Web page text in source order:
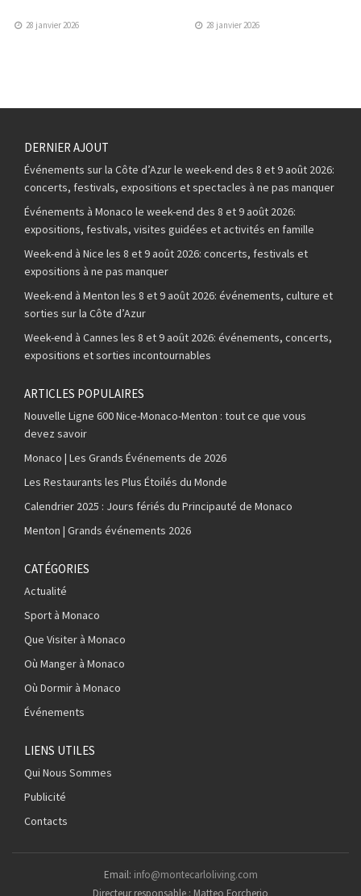
28 janvier 2026 28 janvier 2026
DERNIER AJOUT
Événements sur la Côte d’Azur le week-end des 8 et 9 août 2026:
concerts, festivals, expositions et spectacles à ne pas manquer
Événements à Monaco le week-end des 8 et 9 août 2026:
expositions, festivals, visites guidées et activités en famille
Week-end à Nice les 8 et 9 août 2026: concerts, festivals et
expositions à ne pas manquer
Week-end à Menton les 8 et 9 août 2026: événements, culture et
sorties sur la Côte d’Azur
Week-end à Cannes les 8 et 9 août 2026: événements, concerts,
expositions et sorties incontournables
ARTICLES POPULAIRES
Nouvelle Ligne 600 Nice-Monaco-Menton : tout ce que vous
devez savoir
Monaco | Les Grands Événements de 2026
Les Restaurants les Plus Étoilés du Monde
Calendrier 2025 : Jours fériés du Principauté de Monaco
Menton | Grands événements 2026
CATÉGORIES
Actualité
Sport à Monaco
Que Visiter à Monaco
Où Manger à Monaco
Où Dormir à Monaco
Événements
LIENS UTILES
Qui Nous Sommes
Publicité
Contacts
Email: info@montecarloliving.com
Directeur responsable : Matteo Forcherio